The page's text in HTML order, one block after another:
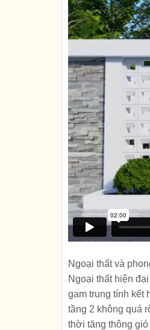
Ngoại thất và
Ngoại thất hiện
gam trung tính kết
tầng 2 không quá
thời tăng thông